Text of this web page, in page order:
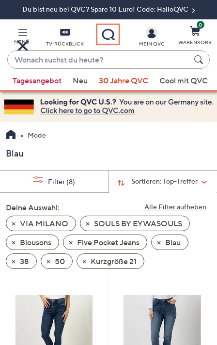
Du bist neu bei QVC? Spare 10 Euro! Code: HalloQVC
MENÜ TV-RÜCKBLICK
Wonach
suchst
du
heute?
Vorschläge
verfügbar
sind,
verwenden
Sie
Pfeiltasten
nach
und
nach
unten
oder
wischen
Sie
auf
nach
MEIN QVC
0
WARENKORB
Tagesangebot Neu 30 Jahre QVC Cool mit QVC
Mode
Blau
Sortieren:Top-Treffer
Filter (8)
Alle Filter aufheben
Deine Auswahl:
VIA MILANO
SOULS BY EYWASOULS
Blousons
Five Pocket Jeans
Blau
38
50 Kurzgröße 21